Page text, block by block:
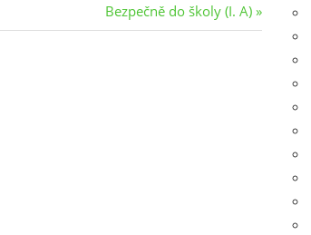
Next
Post:
Bezpečně do školy (I. A)